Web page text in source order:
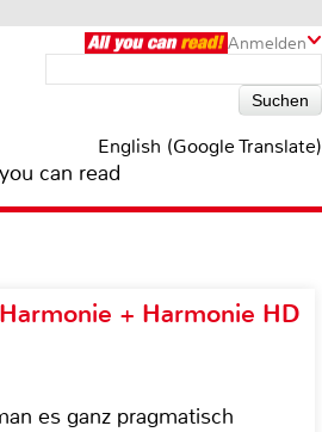
Anmelden
English (Google Translate)
can read
+ Harmonie HD
es ganz pragmatisch